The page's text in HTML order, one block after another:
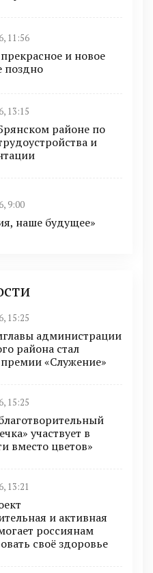
11:56
и новое
поздно
13:15
районе по
и
9:00
наше будущее»
15:25
администрации
района стал
«Служение»
15:25
участвует в
вместо цветов»
13:21
и активная
россиянам
своё здоровье